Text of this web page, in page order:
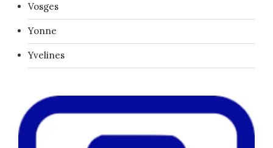
Vosges
Yonne
Yvelines